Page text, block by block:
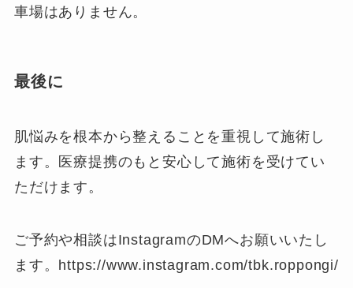
車場はありません。
最後に
肌悩みを根本から整えることを重視して施術し
ます。医療提携のもと安心して施術を受けてい
ただけます。
ご予約や相談はInstagramのDMへお願いいたし
ます。https://www.instagram.com/tbk.roppongi/